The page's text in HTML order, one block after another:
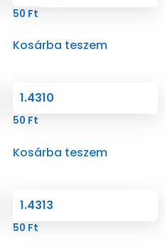
50 Ft
Kosárba teszem
1.4310
50 Ft
Kosárba teszem
1.4313
50 Ft